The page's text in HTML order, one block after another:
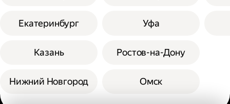
Екатеринбург
Казань
Нижний Новгород
Уфа
Ростов-на-Дону
Омск